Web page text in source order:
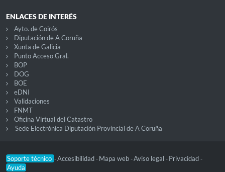
ENLACES DE INTERÉS
Ayto. de Coirós
Diputación de A Coruña
Xunta de Galicia
Punto Acceso Gral.
BOP
DOG
BOE
eDNI
Validaciones
FNMT
Oficina Virtual del Catastro
Sede Electrónica Diputación Provincial de A Coruña
Soporte técnico -Accesibilidad - Mapa web -Aviso legal - Privacidad -
Ayuda